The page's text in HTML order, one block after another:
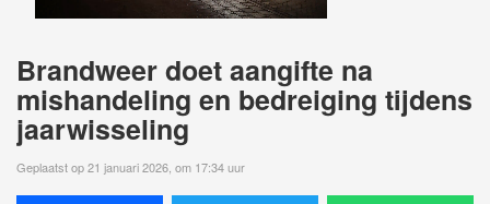
Brandweer doet aangifte na
mishandeling en bedreiging tijdens
jaarwisseling
Geplaatst op 21 januari 2026, om 17:34 uur